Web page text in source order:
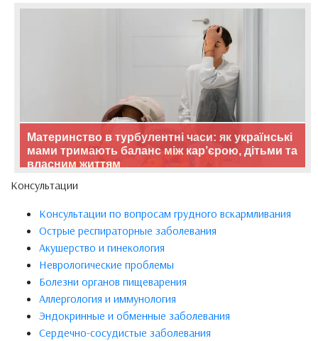
Материнство в турбулентні часи: як українські
мами тримають баланс між кар’єрою, дітьми та
власним життям
Консультации
Консультации по вопросам грудного вскармливания
Острые респираторные заболевания
Акушерство и гинекология
Неврологические проблемы
Болезни органов пищеварения
Аллергология и иммунология
Эндокринные и обменные заболевания
Сердечно-сосудистые заболевания